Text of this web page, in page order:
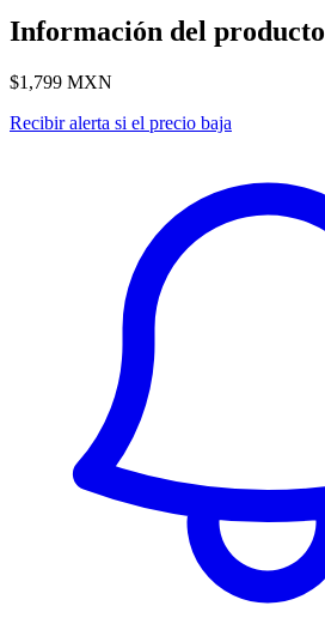
Información del producto
$1,799 MXN
Recibir alerta si el precio baja